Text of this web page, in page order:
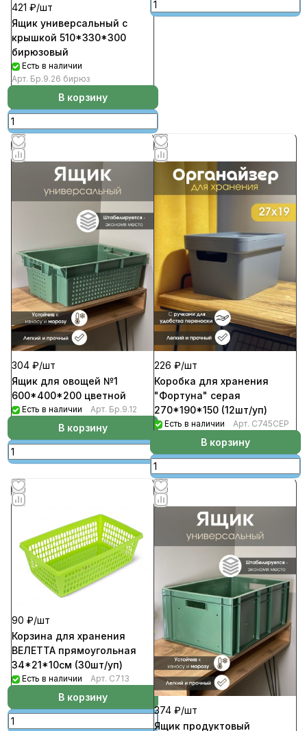
421 ₽/шт
Ящик универсальный с
крышкой 510*330*300
бирюзовый
Есть в наличии
Арт. Бр.9.26 бирюз
В корзину
304 ₽/шт
Ящик для овощей №1
600*400*200 цветной
Есть в наличии Арт. Бр.9.12
В корзину
226 ₽/шт
Коробка для хранения
"Фортуна" серая
270*190*150 (12шт/уп)
Есть в наличии Арт. С745СЕР
В корзину
90 ₽/шт
Корзина для хранения
ВЕЛЕТТА прямоугольная
34*21*10см (30шт/уп)
Есть в наличии Арт. С713
В корзину
374 ₽/шт
Ящик продуктовый